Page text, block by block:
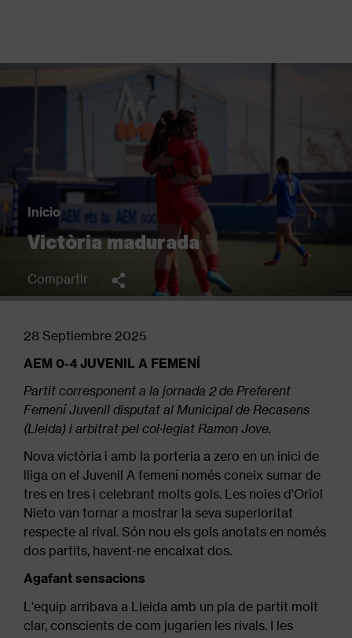
principal
to
Sobrescribir
enlaces
de
ayuda
la
navegación
Inicio
Victòria madurada
Compartir
28 Septiembre 2025
AEM 0-4 JUVENIL A FEMENÍ
Partit corresponent a la jornada 2 de Preferent
Femení Juvenil disputat al Municipal de Recasens
(Lleida) i arbitrat pel col·legiat Ramon Jove.
Nova victòria i amb la porteria a zero en un inici de
lliga on el Juvenil A femení només coneix sumar de
tres en tres i celebrant molts gols. Les noies d'Oriol
Nieto van tornar a mostrar la seva superioritat
respecte al rival. Són nou els gols anotats en només
dos partits, havent-ne encaixat dos.
Agafant sensacions
L'equip arribava a Lleida amb un pla de partit molt
clar, conscients de com jugarien les rivals. I les